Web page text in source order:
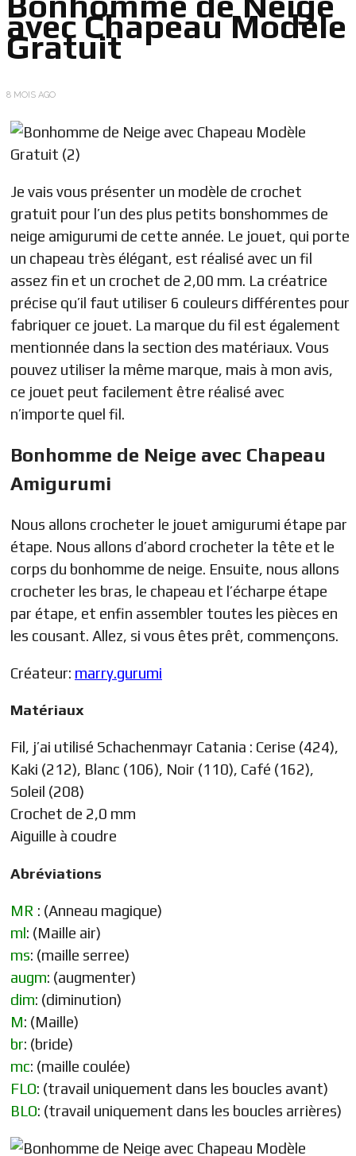
avec Chapeau Modèle
Gratuit
8 MOIS AGO
Je vais vous présenter un modèle de crochet
gratuit pour l’un des plus petits bonshommes de
neige amigurumi de cette année. Le jouet, qui porte
un chapeau très élégant, est réalisé avec un fil
assez fin et un crochet de 2,00 mm. La créatrice
précise qu’il faut utiliser 6 couleurs différentes pour
fabriquer ce jouet. La marque du fil est également
mentionnée dans la section des matériaux. Vous
pouvez utiliser la même marque, mais à mon avis,
ce jouet peut facilement être réalisé avec
n’importe quel fil.
Bonhomme de Neige avec Chapeau
Amigurumi
Nous allons crocheter le jouet amigurumi étape par
étape. Nous allons d’abord crocheter la tête et le
corps du bonhomme de neige. Ensuite, nous allons
crocheter les bras, le chapeau et l’écharpe étape
par étape, et enfin assembler toutes les pièces en
les cousant. Allez, si vous êtes prêt, commençons.
Créateur: marry.gurumi
Matériaux
Fil, j’ai utilisé Schachenmayr Catania : Cerise (424),
Kaki (212), Blanc (106), Noir (110), Café (162),
Soleil (208)
Crochet de 2,0 mm
Aiguille à coudre
Abréviations
MR : (Anneau magique)
ml: (Maille air)
ms: (maille serree)
augm: (augmenter)
dim: (diminution)
M: (Maille)
br: (bride)
mc: (maille coulée)
FLO: (travail uniquement dans les boucles avant)
BLO: (travail uniquement dans les boucles arrières)